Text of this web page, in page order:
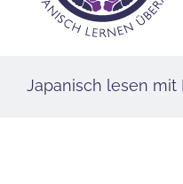
Japanisch lesen mit